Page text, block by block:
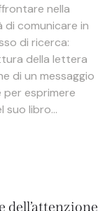
nella
di comunicare in
di ricerca:
della lettera
di un messaggio
per esprimere
suo libro…
dell’attenzione